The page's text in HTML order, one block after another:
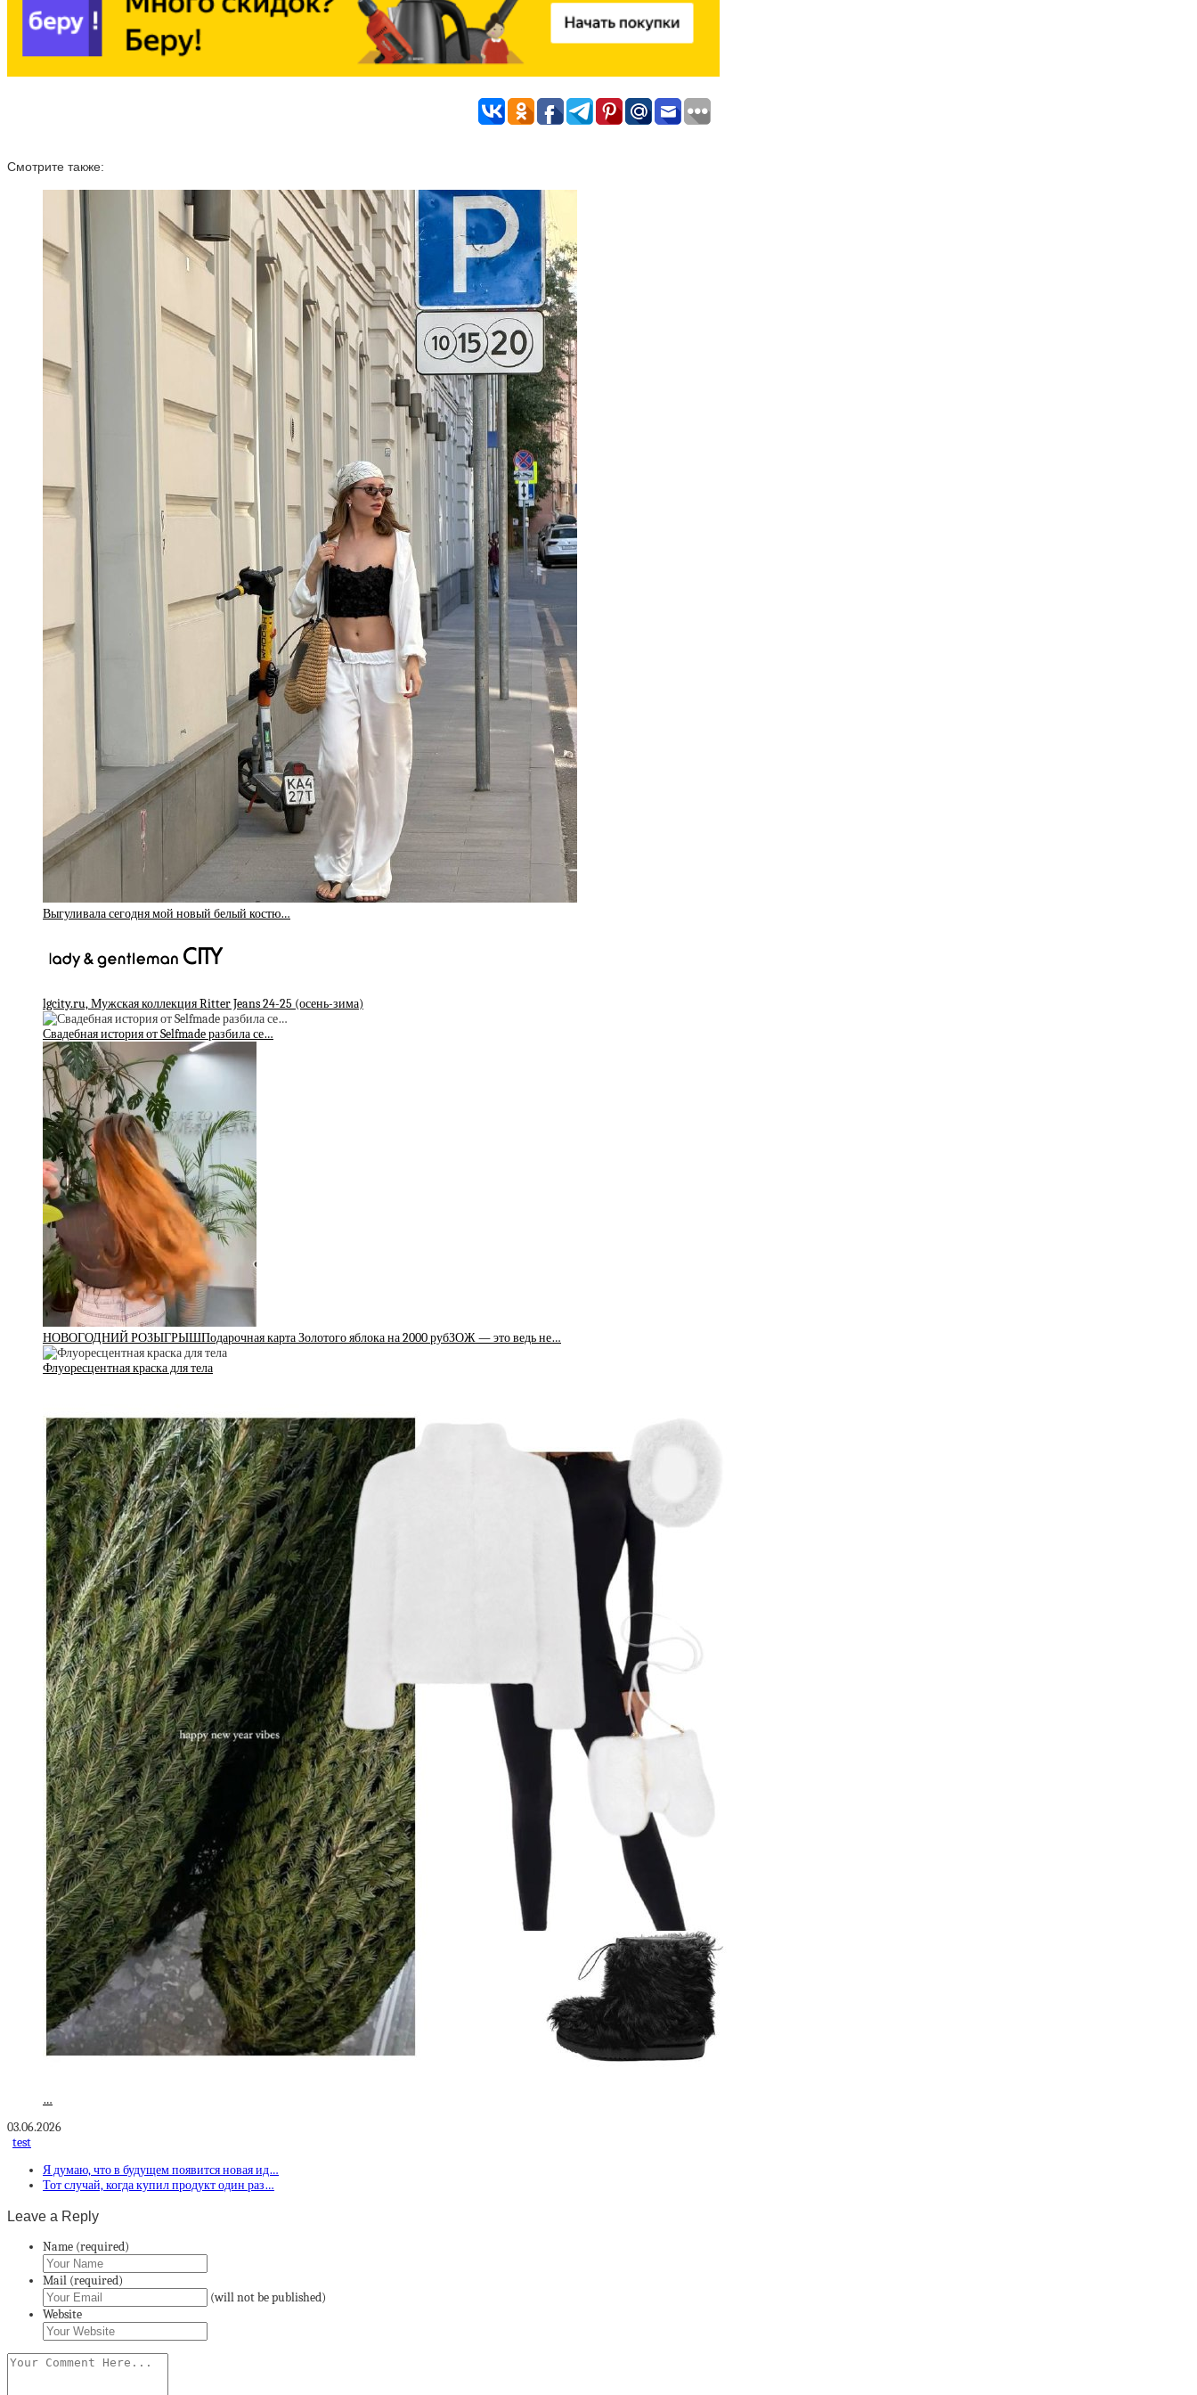
Смотрите также:
Выгуливала сегодня мой новый белый костю…
lgcity.ru, Мужская коллекция Ritter Jeans 24-25 (осень-зима)
Свадебная история от Selfmade разбила се…
НОВОГОДНИЙ РОЗЫГРЫШПодарочная карта Золотого яблока на 2000 рубЗОЖ — это ведь не…
Флуоресцентная краска для тела
…
03.06.2026
test
Я думаю, что в будущем появится новая ид…
Тот случай, когда купил продукт один раз…
Leave a Reply
Name (required)
Mail (required)
(will not be published)
Website